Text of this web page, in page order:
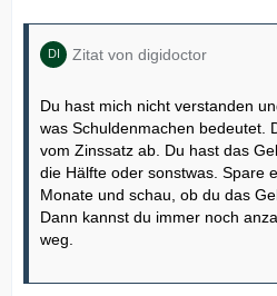
Zitat von digidoctor
Du hast mich nicht verstanden
was Schuldenmachen bedeutet.
vom Zinssatz ab. Du hast das
die Hälfte oder sonstwas. Spare
Monate und schau, ob du das
Dann kannst du immer noch
weg.